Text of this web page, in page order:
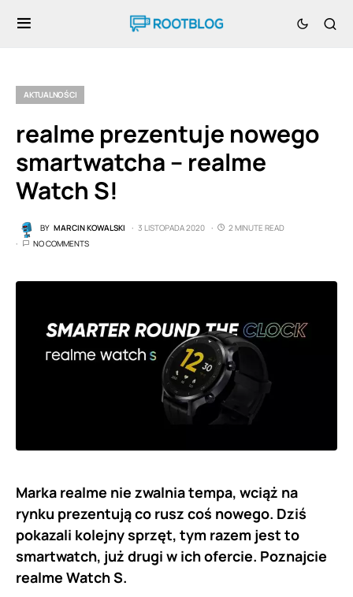
AKTUALNOŚCI
realme prezentuje nowego
smartwatcha – realme
Watch S!
BY MARCIN KOWALSKI 3 LISTOPADA 2020
2 MINUTE READ
NO COMMENTS
Marka realme nie zwalnia tempa, wciąż na
rynku prezentują co rusz coś nowego. Dziś
pokazali kolejny sprzęt, tym razem jest to
smartwatch, już drugi w ich ofercie. Poznajcie
realme Watch S.